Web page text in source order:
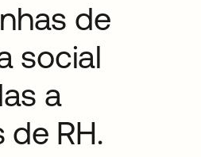
de
social
a
RH.